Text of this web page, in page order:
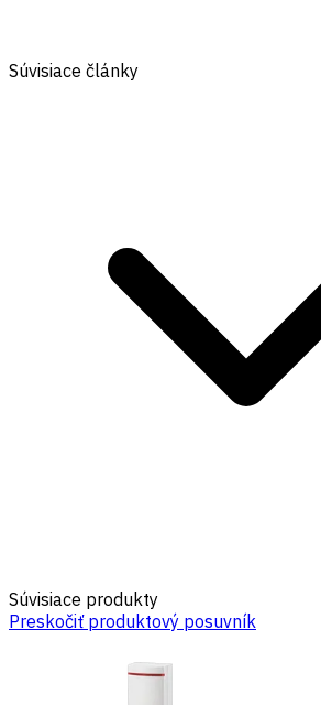
Súvisiace články
Súvisiace produkty
Preskočiť produktový posuvník